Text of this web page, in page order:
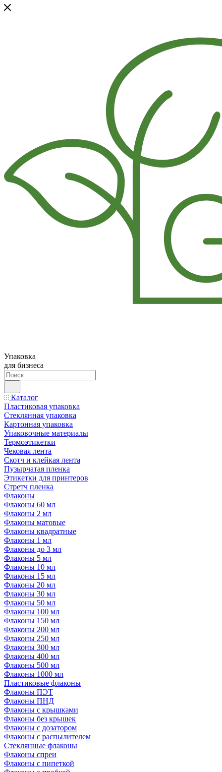
Упаковка
для бизнеса
Каталог
Пластиковая упаковка
Стеклянная упаковка
Картонная упаковка
Упаковочные материалы
Термоэтикетки
Чековая лента
Скотч и клейкая лента
Пузырчатая пленка
Этикетки для принтеров
Стретч пленка
Флаконы
Флаконы 60 мл
Флаконы 2 мл
Флаконы матовые
Флаконы квадратные
Флаконы 1 мл
Флаконы до 3 мл
Флаконы 5 мл
Флаконы 10 мл
Флаконы 15 мл
Флаконы 20 мл
Флаконы 30 мл
Флаконы 50 мл
Флаконы 100 мл
Флаконы 150 мл
Флаконы 200 мл
Флаконы 250 мл
Флаконы 300 мл
Флаконы 400 мл
Флаконы 500 мл
Флаконы 1000 мл
Пластиковые флаконы
Флаконы ПЭТ
Флаконы ПНД
Флаконы с крышками
Флаконы без крышек
Флаконы с дозатором
Флаконы с распылителем
Стеклянные флаконы
Флаконы cпреи
Флаконы с пипеткой